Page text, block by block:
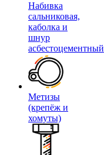
Набивка
сальниковая,
каболка и
шнур
асбестоцементный
Метизы
(крепёж и
хомуты)